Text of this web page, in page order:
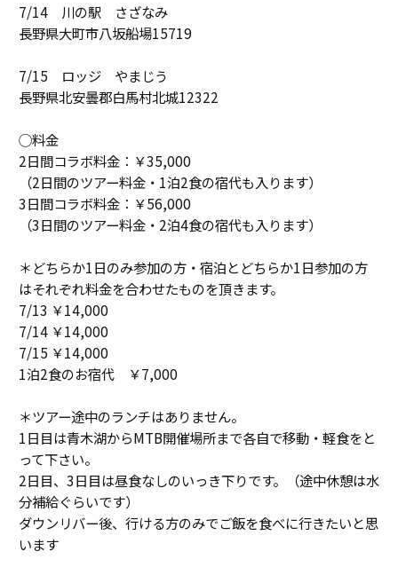
7/14 川の駅 さざなみ
長野県大町市八坂船場15719
7/15 ロッジ やまじう
長野県北安曇郡白馬村北城12322
◯料金
2日間コラボ料金：￥35,000
（2日間のツアー料金・1泊2食の宿代も入ります）
3日間コラボ料金：￥56,000
（3日間のツアー料金・2泊4食の宿代も入ります）
＊どちらか1日のみ参加の方・宿泊とどちらか1日参加の方
はそれぞれ料金を合わせたものを頂きます。
7/13 ￥14,000
7/14 ￥14,000
7/15 ￥14,000
1泊2食のお宿代 ￥7,000
＊ツアー途中のランチはありません。
1日目は青木湖からMTB開催場所まで各自で移動・軽食をと
って下さい。
2日目、3日目は昼食なしのいっき下りです。（途中休憩は水
分補給ぐらいです）
ダウンリバー後、行ける方のみでご飯を食べに行きたいと思
います